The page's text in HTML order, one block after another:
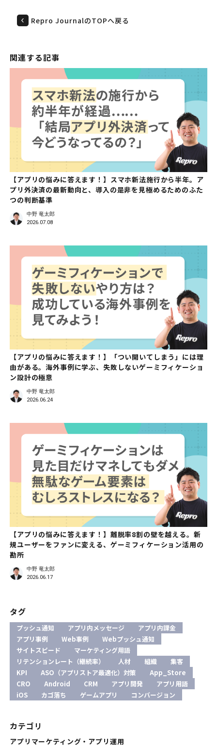
Repro JournalのTOPへ戻る
関連する記事
【アプリの悩みに答えます！】スマホ新法施行から半年。ア
プリ外決済の最新動向と、導入の是非を見極めるためのふた
つの判断基準
中野 竜太郎
2026.07.08
【アプリの悩みに答えます！】「つい開いてしまう」には理
由がある。海外事例に学ぶ、失敗しないゲーミフィケーショ
ン設計の極意
中野 竜太郎
2026.06.24
【アプリの悩みに答えます！】離脱率8割の壁を越える。新
規ユーザーをファンに変える、ゲーミフィケーション活用の
勘所
中野 竜太郎
2026.06.17
タグ
プッシュ通知 アプリ内メッセージ
アプリ内課金
アプリ事例
Web事例
Webプッシュ通知
サイトスピード
マーケティング用語
リテンションレート（継続率）
人材 組織
集客
KPI
ASO（アプリストア最適化）対策
App_Store
CRO
Android CRM アプリ開発
アプリ用語
iOS
カゴ落ち ゲームアプリ コンバージョン
カテゴリ
アプリマーケティング・アプリ運用